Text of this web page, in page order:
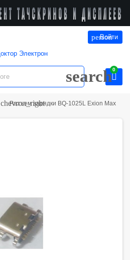
search
person
Войти
0
chevron_right
Разъем зарядки BQ-1025L Exion Max